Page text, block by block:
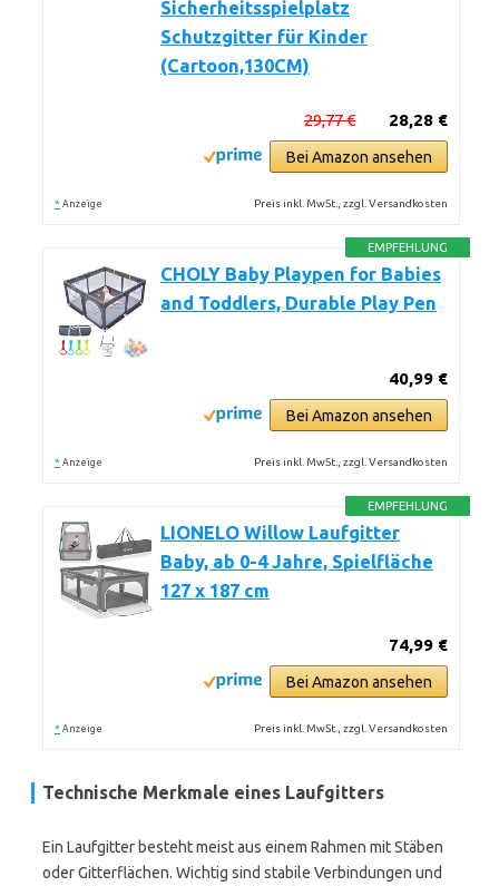
Sicherheitsspielplatz
Schutzgitter für Kinder
(Cartoon,130CM)
28,28 €
29,77 €
Bei Amazon ansehen
* Anzeige Preis inkl. MwSt., zzgl. Versandkosten
EMPFEHLUNG
CHOLY Baby Playpen for Babies
and Toddlers, Durable Play Pen
40,99 €
Bei Amazon ansehen
* Anzeige Preis inkl. MwSt., zzgl. Versandkosten
EMPFEHLUNG
LIONELO Willow Laufgitter
Baby, ab 0-4 Jahre, Spielfläche
127 x 187 cm
74,99 €
Bei Amazon ansehen
* Anzeige Preis inkl. MwSt., zzgl. Versandkosten
Technische Merkmale eines Laufgitters
Ein Laufgitter besteht meist aus einem Rahmen mit Stäben
oder Gitterflächen. Wichtig sind stabile Verbindungen und